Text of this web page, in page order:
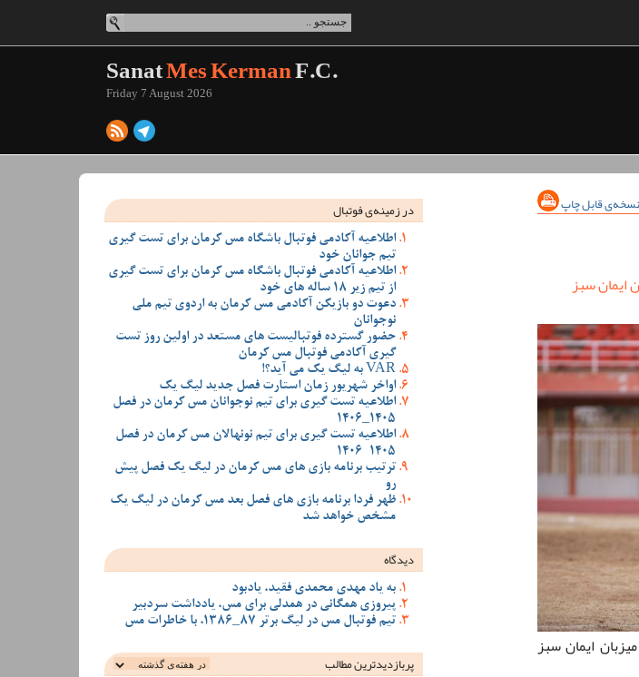
SanatMes KermanF.C.
Friday 7 August 2026
نسخه‌ی قابل چاپ
ایمان سبز
ایمان سبز
در زمینه‌ی فوتبال
اطلاعیه آکادمی فوتبال باشگاه مس کرمان برای تست گیری
تیم جوانان خود
اطلاعیه آکادمی فوتبال باشگاه مس کرمان برای تست گیری
از تیم زیر 18 ساله های خود
دعوت دو بازیکن آکادمی مس کرمان به اردوی تیم ملی
نوجوانان
حضور گسترده فوتبالیست های مستعد در اولین روز تست
گیری آکادمی فوتبال مس کرمان
VAR به لیگ یک می آید؟!
اواخر شهریور زمان استارت فصل جدید لیگ یک
اطلاعیه تست گیری برای تیم نوجوانان مس کرمان در فصل
1405_1406
اطلاعیه تست گیری برای تیم نونهالان مس کرمان در فصل
1405-1406
ترتیب برنامه بازی های مس کرمان در لیگ یک فصل پیش
رو
ظهر فردا برنامه بازی های فصل بعد مس کرمان در لیگ یک
مشخص خواهد شد
دیدگاه
به یاد مهدی محمدی فقید، یادبود
پیروزی همگانی در همدلی برای مس، یادداشت سردبیر
تیم فوتبال مس در لیگ برتر 87_1386، با خاطرات مس
پربازدیدترین‌ مطالب